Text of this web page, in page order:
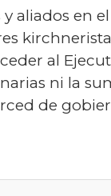
aliados en
al
ni la
de